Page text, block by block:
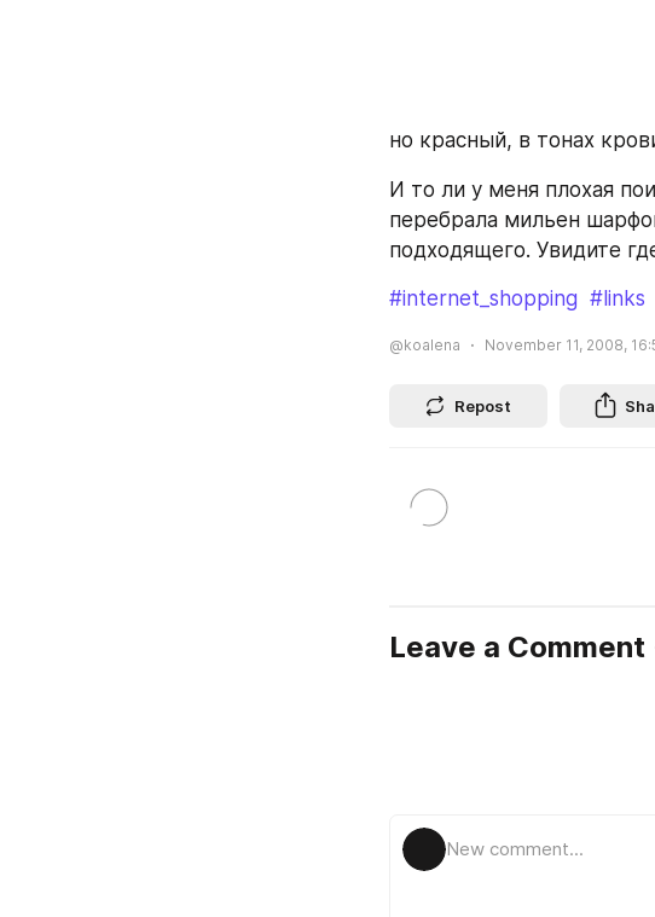
но красный, в тонах
И то ли у меня плохая
перебрала мильен
подходящего. Увидите
#internet_shopping #links
@koalena November 11, 2008,
Repost
Leave a Comment